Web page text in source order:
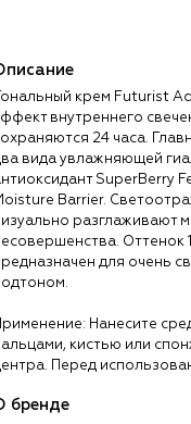
Тональный крем Futurist
внутреннего
24 часа.
вида увлажняющей
SuperBerry
Barrier.
разглаживают
Оттенок
для очень
Применение: Нанесите
кистью или
Перед
бренде